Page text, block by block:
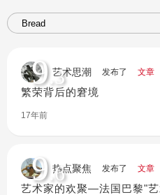
艺术思潮 发布了 文章
繁荣背后的窘境
9.3
17年前
热点聚焦 发布了 文章
艺术家的欢聚—法国巴黎"
9.6